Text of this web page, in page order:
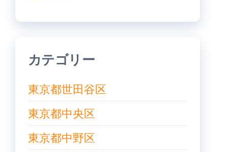
カテゴリー
東京都世田谷区
東京都中央区
東京都中野区